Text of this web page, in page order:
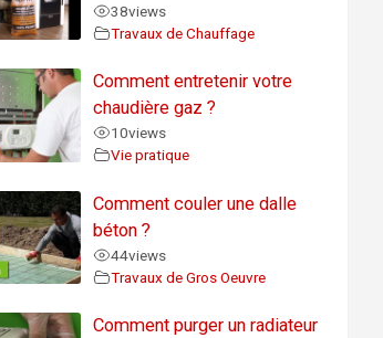
38views
Travaux de Chauffage
Comment entretenir votre
chaudière gaz ?
10views
Vie pratique
Comment couler une dalle
béton ?
44views
Travaux de Gros Oeuvre
Comment purger un radiateur